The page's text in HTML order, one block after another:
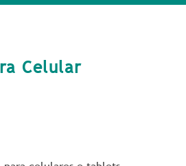
Celular